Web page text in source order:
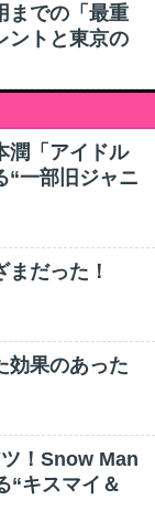
までの「最重
ントと東京の
潤「アイドル
“一部旧ジャニ
だった！
効果のあった
！Snow Man
“キスマイ＆